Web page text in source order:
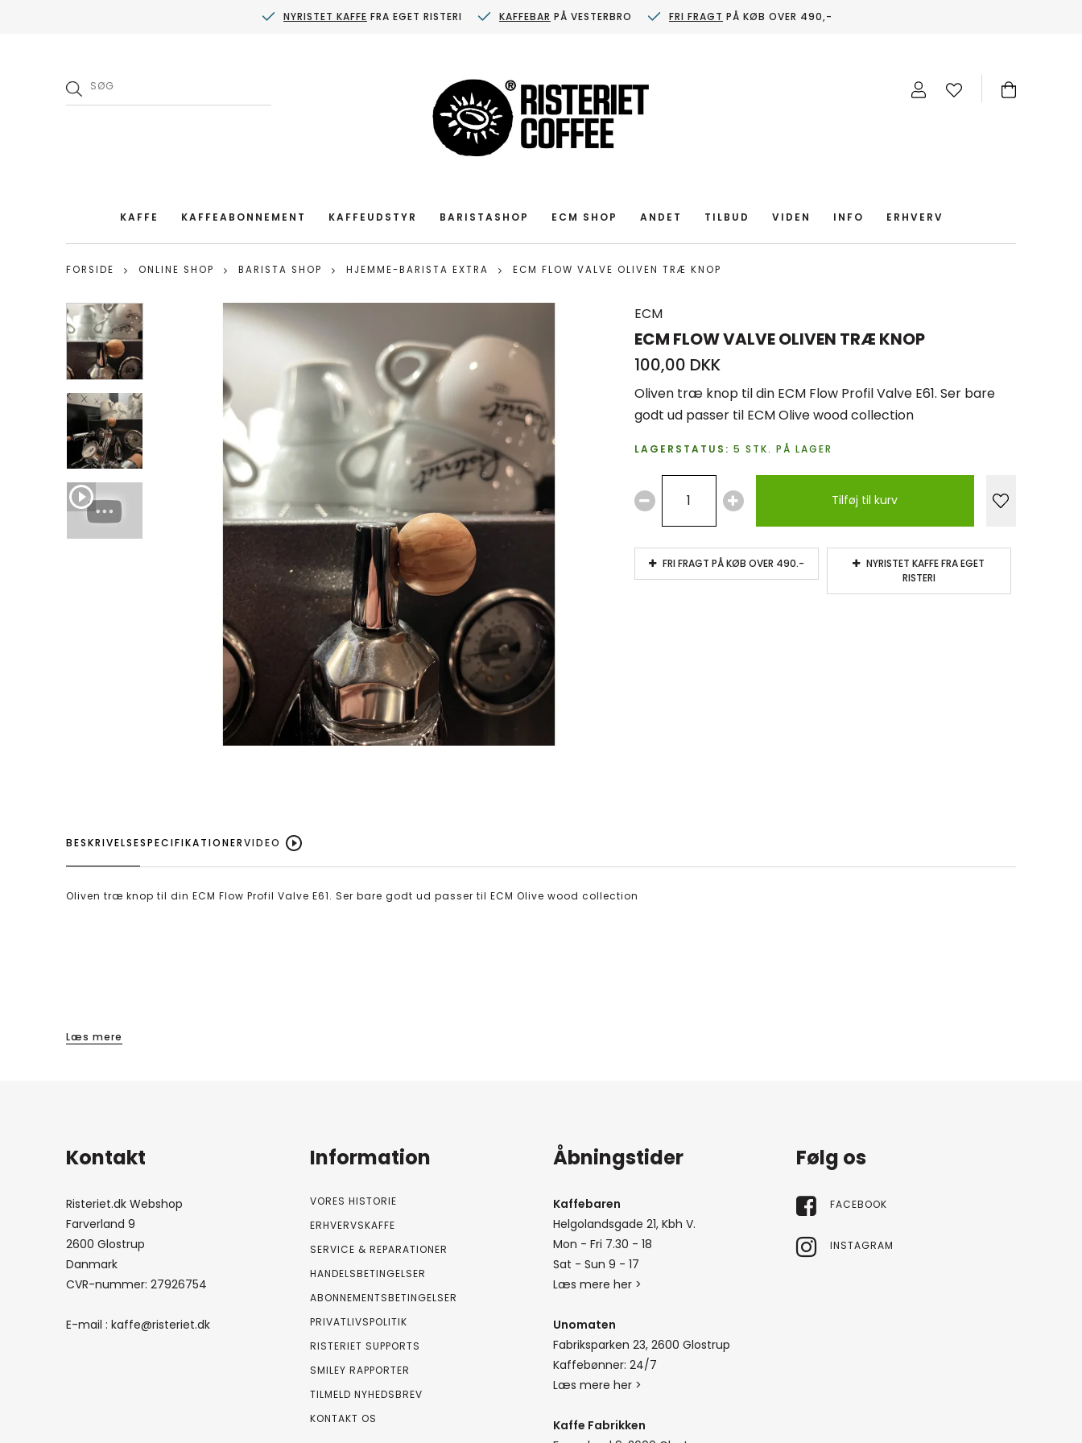
NYRISTET KAFFE FRA EGET RISTERI KAFFEBAR PÅ VESTERBRO FRI FRAGT PÅ KØB OVER 490,-
KAFFE KAFFEABONNEMENT KAFFEUDSTYR BARISTASHOP ECM SHOP ANDET TILBUD VIDEN INFO ERHVERV
FORSIDE ONLINE SHOP BARISTA SHOP HJEMME-BARISTA EXTRA ECM FLOW VALVE OLIVEN TRÆ KNOP
ECM
ECM FLOW VALVE OLIVEN TRÆ KNOP
100,00 DKK
Oliven træ knop til din ECM Flow Profil Valve E61. Ser bare
godt ud passer til ECM Olive wood collection
LAGERSTATUS: 5 STK. PÅ LAGER
Tilføj til kurv
FRI FRAGT PÅ KØB OVER 490.-
NYRISTET KAFFE FRA EGET
RISTERI
BESKRIVELSE
Oliven træ knop til din ECM Flow Profil Valve E61. Ser bare godt ud passer til ECM Olive wood collection
Læs mere
SPECIFIKATIONERVIDEO
Kontakt
Risteriet.dk Webshop
Farverland 9
2600 Glostrup
Danmark
CVR-nummer: 27926754
E-mail :kaffe@risteriet.dk
Information
VORES HISTORIE
ERHVERVSKAFFE
SERVICE & REPARATIONER
HANDELSBETINGELSER
ABONNEMENTSBETINGELSER
PRIVATLIVSPOLITIK
RISTERIET SUPPORTS
SMILEY RAPPORTER
TILMELD NYHEDSBREV
KONTAKT OS
Åbningstider
Kaffebaren
Helgolandsgade 21, Kbh V.
Mon - Fri 7.30 - 18
Sat - Sun 9 - 17
Læs mere her >
Unomaten
Fabriksparken 23, 2600 Glostrup
Kaffebønner: 24/7
Læs mere her >
Kaffe Fabrikken
Følg os
FACEBOOK
INSTAGRAM